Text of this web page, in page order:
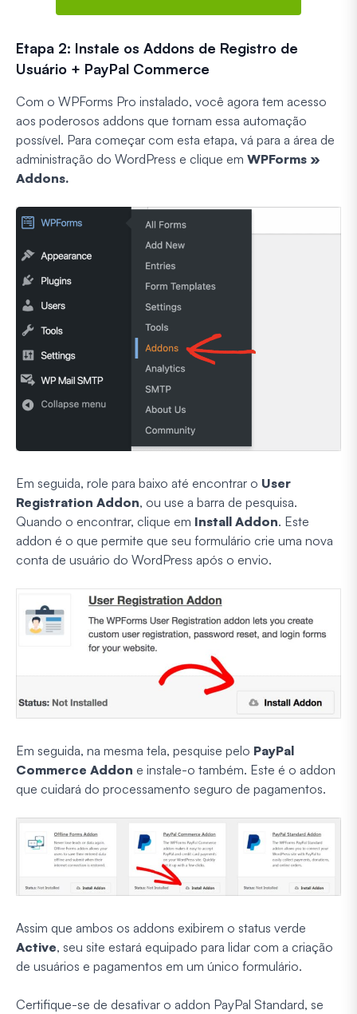
Etapa 2: Instale os Addons de Registro de
Usuário + PayPal Commerce
Com o WPForms Pro instalado, você agora tem acesso
aos poderosos addons que tornam essa automação
possível. Para começar com esta etapa, vá para a área de
administração do WordPress e clique em WPForms »
Addons.
Em seguida, role para baixo até encontrar o User
Registration Addon, ou use a barra de pesquisa.
Quando o encontrar, clique em Install Addon. Este
addon é o que permite que seu formulário crie uma nova
conta de usuário do WordPress após o envio.
Em seguida, na mesma tela, pesquise pelo PayPal
Commerce Addon e instale-o também. Este é o addon
que cuidará do processamento seguro de pagamentos.
Assim que ambos os addons exibirem o status verde
Active, seu site estará equipado para lidar com a criação
de usuários e pagamentos em um único formulário.
Certifique-se de desativar o addon PayPal Standard, se